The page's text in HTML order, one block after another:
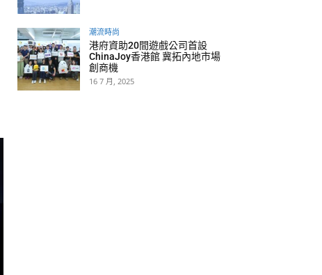
潮流時尚
港府資助20間遊戲公司首設
ChinaJoy香港館 冀拓內地市場
創商機
16 7 月, 2025